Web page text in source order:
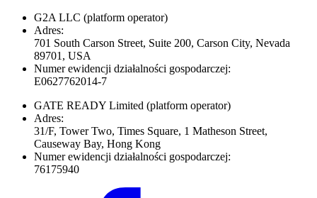
G2A LLC (platform operator)
Adres:
701 South Carson Street, Suite 200, Carson City, Nevada
89701, USA
Numer ewidencji działalności gospodarczej:
E0627762014-7
GATE READY Limited (platform operator)
Adres:
31/F, Tower Two, Times Square, 1 Matheson Street,
Causeway Bay, Hong Kong
Numer ewidencji działalności gospodarczej:
76175940